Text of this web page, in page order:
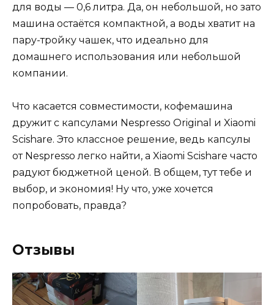
для воды — 0,6 литра. Да, он небольшой, но зато
машина остаётся компактной, а воды хватит на
пару-тройку чашек, что идеально для
домашнего использования или небольшой
компании.
Что касается совместимости, кофемашина
дружит с капсулами Nespresso Original и Xiaomi
Scishare. Это классное решение, ведь капсулы
от Nespresso легко найти, а Xiaomi Scishare часто
радуют бюджетной ценой. В общем, тут тебе и
выбор, и экономия! Ну что, уже хочется
попробовать, правда?
Отзывы